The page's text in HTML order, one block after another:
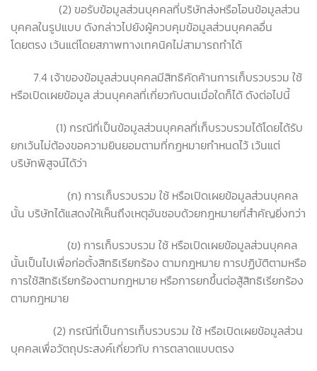
(2) ขอรับข้อมูลส่วนบุคคลที่บริษัทส่งหรือโอนข้อมูลส่วน
บุคคลในรูปแบบ ดังกล่าวไปยังผู้ควบคุมข้อมูลส่วนบุคคลอื่น
โดยตรง เว้นแต่โดยสภาพทางเทคนิคไม่สามารถทำได้
7.4 เจ้าของข้อมูลส่วนบุคคลมีสิทธิคัดค้านการเก็บรวบรวม ใช้
หรือเปิดเผยข้อมูล ส่วนบุคคลที่เกี่ยวกับตนเมื่อใดก็ได้ ดังต่อไปนี้
(1) กรณีที่เป็นข้อมูลส่วนบุคคลที่เก็บรวบรวมได้โดยได้รับ
ยกเว้นไม่ต้องขอความยินยอมตามที่กฎหมายกำหนดไว้ เว้นแต่
บริษัทพิสูจน์ได้ว่า
(ก) การเก็บรวบรวม ใช้ หรือเปิดเผยข้อมูลส่วนบุคคล
นั้น บริษัทได้แสดงให้เห็นถึงเหตุอันชอบด้วยกฎหมายที่สำคัญยิ่งกว่า
(ข) การเก็บรวบรวม ใช้ หรือเปิดเผยข้อมูลส่วนบุคคล
นั้นเป็นไปเพื่อก่อตั้งสิทธิเรียกร้อง ตามกฎหมาย การปฏิบัติตามหรือ
การใช้สิทธิเรียกร้องตามกฎหมาย หรือการยกขึ้นต่อสู้สิทธิเรียกร้อง
ตามกฎหมาย
(2) กรณีที่เป็นการเก็บรวบรวม ใช้ หรือเปิดเผยข้อมูลส่วน
บุคคลเพื่อวัตถุประสงค์เกี่ยวกับ การตลาดแบบตรง